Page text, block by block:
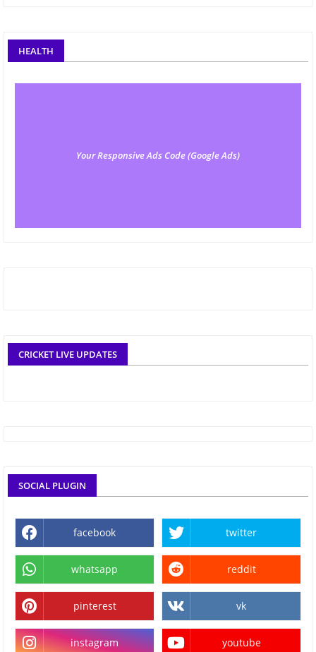
HEALTH
Your Responsive Ads Code (Google Ads)
CRICKET LIVE UPDATES
SOCIAL PLUGIN
facebook twitter
whatsapp reddit
pinterest vk
instagram youtube